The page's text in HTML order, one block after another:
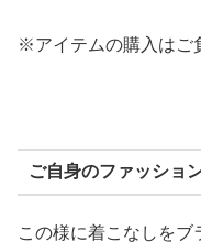
※アイテムの購入はご
ご自身のファッショ
この様に着こなしを